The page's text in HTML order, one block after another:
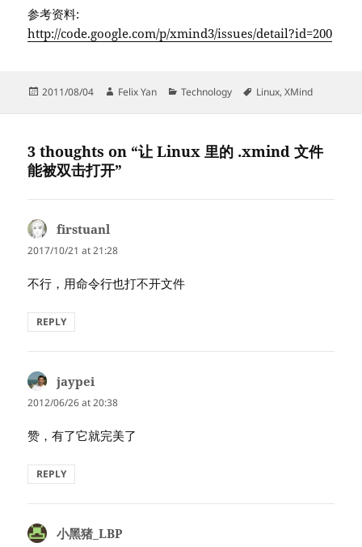
参考资料:
http://code.google.com/p/xmind3/issues/detail?id=200
Posted
2011/08/04 Author
Felix Yan Categories
Technology Tags
Linux,XMind
3 thoughts on “让 Linux 里的 .xmind 文件
能被双击打开”
firstuanl
2017/10/21 at 21:28
不行，用命令行也打不开文件
REPLY
jaypei
2012/06/26 at 20:38
赞，有了它就完美了
REPLY
小黑猪_LBP